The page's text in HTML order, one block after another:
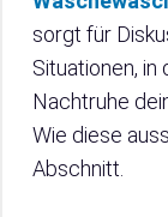
sorgt für
Situationen,
Nachtruhe
Wie diese
Abschnitt.